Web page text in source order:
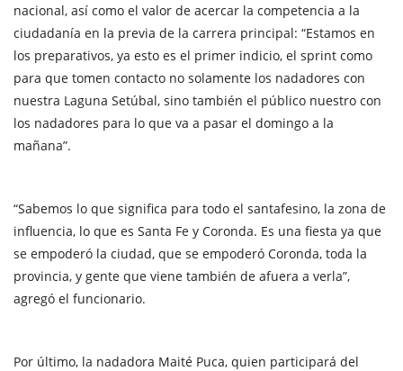
nacional, así como el valor de acercar la competencia a la
ciudadanía en la previa de la carrera principal: “Estamos en
los preparativos, ya esto es el primer indicio, el sprint como
para que tomen contacto no solamente los nadadores con
nuestra Laguna Setúbal, sino también el público nuestro con
los nadadores para lo que va a pasar el domingo a la
mañana”.
“Sabemos lo que significa para todo el santafesino, la zona de
influencia, lo que es Santa Fe y Coronda. Es una fiesta ya que
se empoderó la ciudad, que se empoderó Coronda, toda la
provincia, y gente que viene también de afuera a verla”,
agregó el funcionario.
Por último, la nadadora Maité Puca, quien participará del